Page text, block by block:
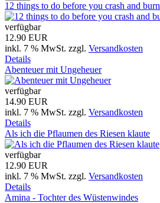
12 things to do before you crash and burn
verfügbar
12.90 EUR
inkl. 7 % MwSt. zzgl. Versandkosten
Details
Abenteuer mit Ungeheuer
verfügbar
14.90 EUR
inkl. 7 % MwSt. zzgl. Versandkosten
Details
Als ich die Pflaumen des Riesen klaute
verfügbar
12.90 EUR
inkl. 7 % MwSt. zzgl. Versandkosten
Details
Amina - Tochter des Wüstenwindes